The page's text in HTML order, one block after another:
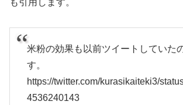
も引用します。
米粉の効果も以前ツイートしていた
す。
https://twitter.com/kurasikaiteki3/
4536240143